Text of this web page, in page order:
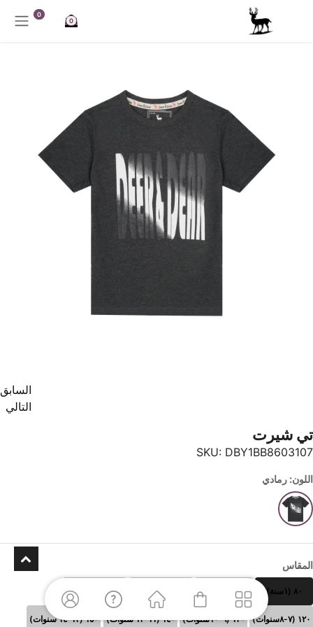
تخطي للذهاب إلى المحتوى
0
0
السابق
التالي
تي شيرت
SKU: DBY1BB8603107
اللون: رمادي
المقاس
٨٠ (١سنة) ٩٠(٢ سنوات) ١١٠ (٥-٦سنوات)
١٢٠ (٧-٨سنوات) ١٣٠ (٩-١٠سنوات) ١٤٠ (١١-١٢ سنوات) ١٥٠ (١٣-١٤ سنوات)